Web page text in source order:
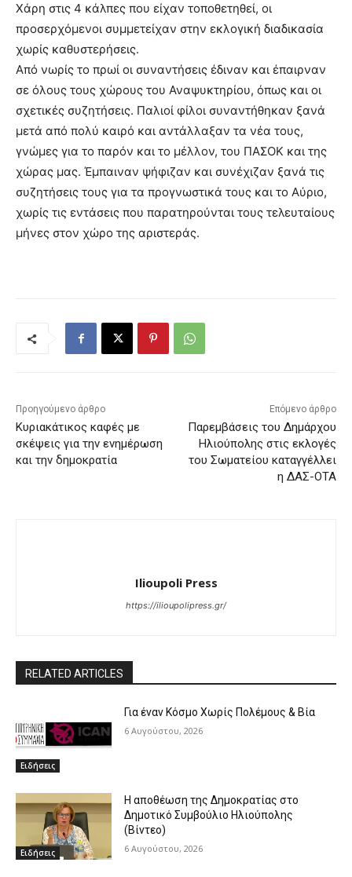
Χάρη στις 4 κάλπες που είχαν τοποθετηθεί, οι
προσερχόμενοι συμμετείχαν στην εκλογική διαδικασία
χωρίς καθυστερήσεις.
Από νωρίς το πρωί οι συναντήσεις έδιναν και έπαιρναν
σε όλους τους χώρους του Αναψυκτηρίου, όπως και οι
σχετικές συζητήσεις. Παλιοί φίλοι συναντήθηκαν ξανά
μετά από πολύ καιρό και αντάλλαξαν τα νέα τους,
γνώμες για το παρόν και το μέλλον, του ΠΑΣΟΚ και της
χώρας μας. Έμπαιναν ψήφιζαν και συνέχιζαν ξανά τις
συζητήσεις τους για τα προγνωστικά τους και το Αύριο,
χωρίς τις εντάσεις που παρατηρούνται τους τελευταίους
μήνες στον χώρο της αριστεράς.
Προηγούμενο άρθρο
Κυριακάτικος καφές με
σκέψεις για την ενημέρωση
και την δημοκρατία
Επόμενο άρθρο
Παρεμβάσεις του Δημάρχου
Ηλιούπολης στις εκλογές
του Σωματείου καταγγέλλει
η ΔΑΣ-ΟΤΑ
Ilioupoli Press
https://ilioupolipress.gr/
RELATED ARTICLES
Ειδήσεις
Για έναν Κόσμο Χωρίς Πολέμους & Βία
6 Αυγούστου, 2026
Ειδήσεις
Η αποθέωση της Δημοκρατίας στο
Δημοτικό Συμβούλιο Ηλιούπολης
(Βίντεο)
6 Αυγούστου, 2026